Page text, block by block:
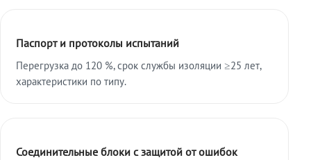
Паспорт и протоколы испытаний
Перегрузка до 120 %, срок службы изоляции ≥25 лет,
характеристики по типу.
Соединительные блоки с защитой от ошибок